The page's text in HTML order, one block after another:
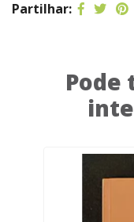
Partilhar:
Pode